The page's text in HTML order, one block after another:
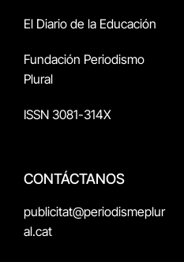
El Diario de la Educación
Fundación Periodismo
Plural
ISSN 3081-314X
CONTÁCTANOS
publicitat@periodismeplur
al.cat